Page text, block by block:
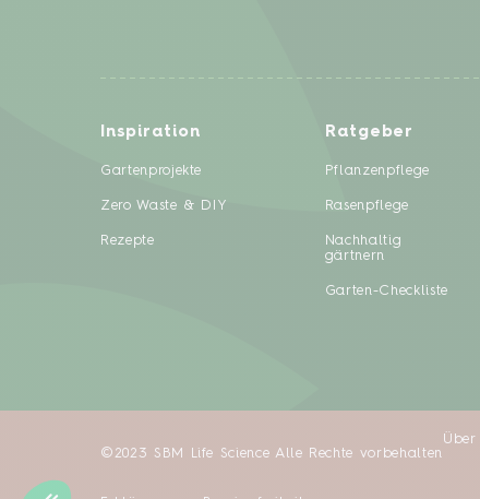
Inspiration
Gartenprojekte
Zero Waste & DIY
Rezepte
Ratgeber
Pflanzenpflege
Rasenpflege
Nachhaltig
gärtnern
Garten-Checkliste
©2023 SBM Life Science Alle Rechte vorbehalten
Über